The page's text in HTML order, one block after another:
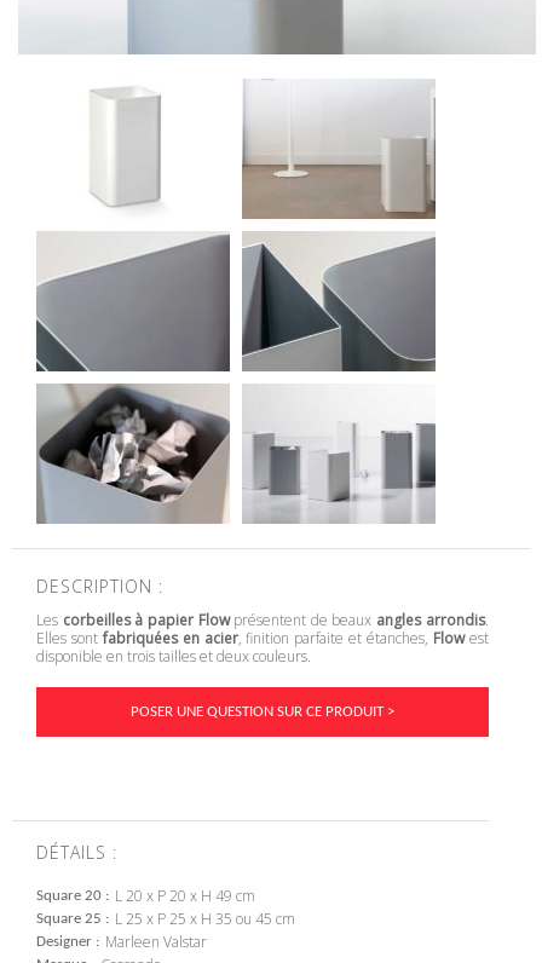
DESCRIPTION :
Les corbeilles à papier Flowprésentent de beaux angles arrondis.
Elles sontfabriquées en acier, finition parfaite et étanches, Flowest
disponible en trois tailles et deux couleurs.
POSER UNE QUESTION SUR CE PRODUIT >
DÉTAILS :
Square 20 L 20 x P 20 x H 49 cm
Square 25 L 25 x P 25 x H 35 ou 45 cm
Designer Marleen Valstar